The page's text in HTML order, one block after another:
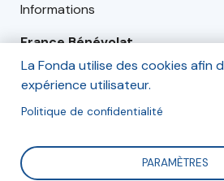
Informations
France Bénévolat
Mardi 19 octobre 2021 de 9h à 13h
(rdc)
119 Boulevard Diderot, 75012 Paris
La Fonda utilise des cookies afin
expérience utilisateur.
Politique de confidentialité
PARAMÈTRES